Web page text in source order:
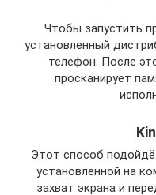
Чтобы запустить
установленный
телефон. После
просканирует
Этот способ
установленной на
захват экрана и